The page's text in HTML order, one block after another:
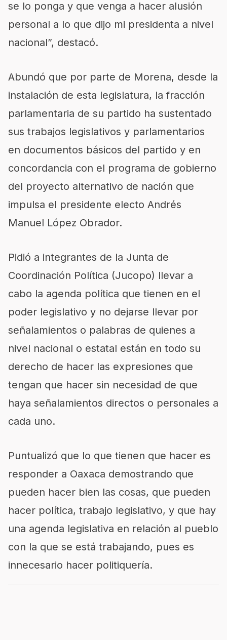
se lo ponga y que venga a hacer alusión
personal a lo que dijo mi presidenta a nivel
nacional”, destacó.
Abundó que por parte de Morena, desde la
instalación de esta legislatura, la fracción
parlamentaria de su partido ha sustentado
sus trabajos legislativos y parlamentarios
en documentos básicos del partido y en
concordancia con el programa de gobierno
del proyecto alternativo de nación que
impulsa el presidente electo Andrés
Manuel López Obrador.
Pidió a integrantes de la Junta de
Coordinación Política (Jucopo) llevar a
cabo la agenda política que tienen en el
poder legislativo y no dejarse llevar por
señalamientos o palabras de quienes a
nivel nacional o estatal están en todo su
derecho de hacer las expresiones que
tengan que hacer sin necesidad de que
haya señalamientos directos o personales a
cada uno.
Puntualizó que lo que tienen que hacer es
responder a Oaxaca demostrando que
pueden hacer bien las cosas, que pueden
hacer política, trabajo legislativo, y que hay
una agenda legislativa en relación al pueblo
con la que se está trabajando, pues es
innecesario hacer politiquería.